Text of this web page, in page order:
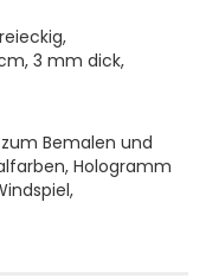
3 mm dick,
Bemalen und
Hologramm